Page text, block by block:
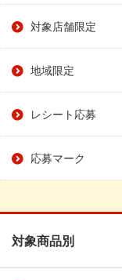
対象店舗限定
地域限定
レシート応募
応募マーク
対象商品別